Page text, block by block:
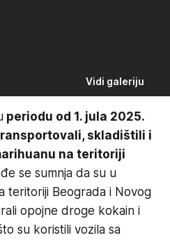
Vidi galeriju
periodu od 1. jula 2025.
skladištili i
na teritoriji
se sumnja da su u
teritoriji Beograda i Novog
opojne droge kokain i
su koristili vozila sa